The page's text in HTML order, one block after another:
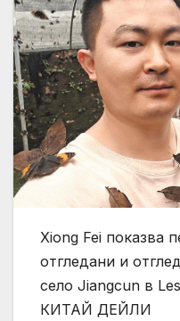
Xiong Fei показва
отгледани и
село Jiangcun в
КИТАЙ ДЕЙЛИ